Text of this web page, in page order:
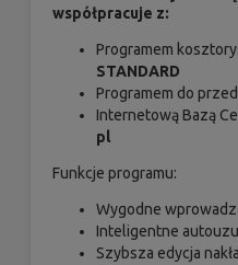
współpracuje z:
Programem
STANDARD
Programem do
Internetową Bazą
pl
Funkcje programu:
Wygodne
Inteligentne
Szybsza edycja